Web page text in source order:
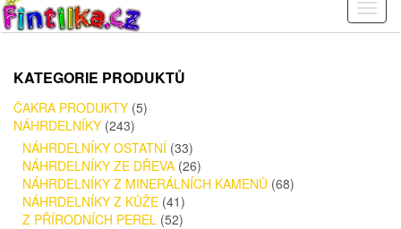
KATEGORIE PRODUKTŮ
ČAKRA PRODUKTY (5)
NÁHRDELNÍKY (243)
NÁHRDELNÍKY OSTATNÍ (33)
NÁHRDELNÍKY ZE DŘEVA (26)
NÁHRDELNÍKY Z MINERÁLNÍCH KAMENŮ (68)
NÁHRDELNÍKY Z KŮŽE (41)
Z PŘÍRODNÍCH PEREL (52)